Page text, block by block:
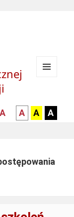
większa-
czcionka
A
kontrast
czarny
tle
A
kontrast
czarny
tle
A
żółty
tle
A